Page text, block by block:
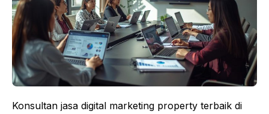
Konsultan jasa digital marketing property terbaik di